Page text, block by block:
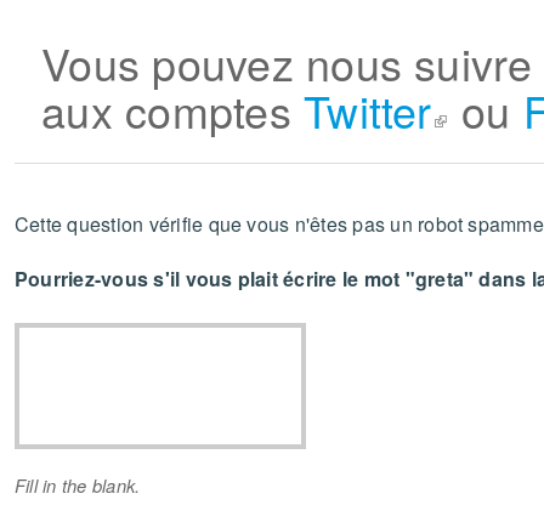
Vous pouvez nous
aux comptesTwitter (le lien est
ou
Cette question vérifie que vous n'êtes pas un robot
Pourriez-vous s'il vous plait écrire le mot "greta" dans
Fill in the blank.